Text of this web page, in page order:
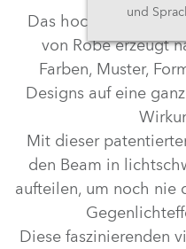
und
Das hochmoderne
von Robe erzeugt
Farben, Muster,
Designs auf eine
Mit dieser
den Beam in
aufteilen, um noch nie
Diese faszinierenden